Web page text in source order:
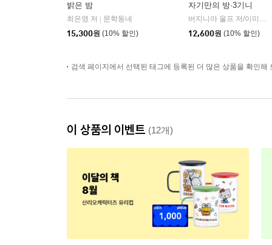
밝은 밤
최은영 저
문학동네
15,300원 (10% 할인)
자기만의 방·3기니
버지니아 울프 저/이미애 역
12,600원 (10% 할인)
검색 페이지에서 선택된 태그에 등록된 더 많은 상품을 확인해
이 상품의 이벤트 (12개)